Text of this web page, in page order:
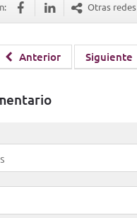
Otras redes
Anterior Siguiente